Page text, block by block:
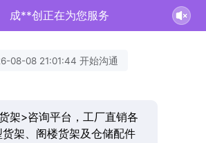
成**创正在为您服务
08-08 21:01:44 开始沟通
架>咨询平台，工厂直销各
架、阁楼货架及仓储配件